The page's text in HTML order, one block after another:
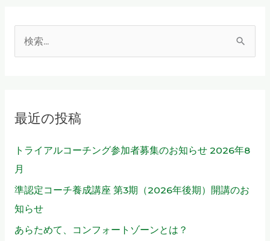
と
の
た
:最近の投稿
トライアルコーチング参加者募集のお知らせ 2026年8
月
準認定コーチ養成講座 第3期（2026年後期）開講のお
知らせ
あらためて、コンフォートゾーンとは？